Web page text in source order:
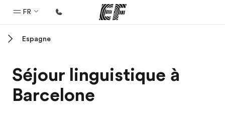
FR
Programmes
Nos offres
Espagne
Séjour linguistique à
Barcelone